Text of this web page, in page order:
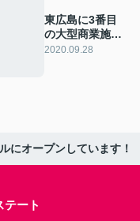
東広島に3番目
の大型商業施設
がオープンしま
2020.09.28
にオープンしています！
テート